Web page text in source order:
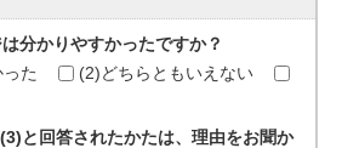
分かりやすかったですか？
た
(2)どちらともいえない
と回答されたかたは、理由をお聞か